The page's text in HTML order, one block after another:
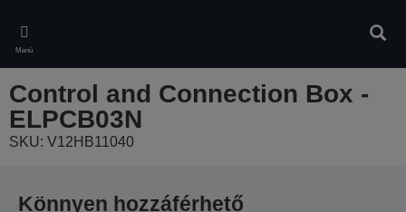
main
content
Menü
Control and Connection Box -
ELPCB03N
SKU: V12HB11040
Könnyen hozzáférhető